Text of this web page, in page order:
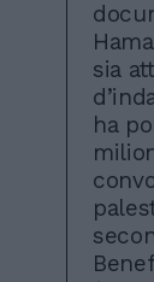
sia
ha